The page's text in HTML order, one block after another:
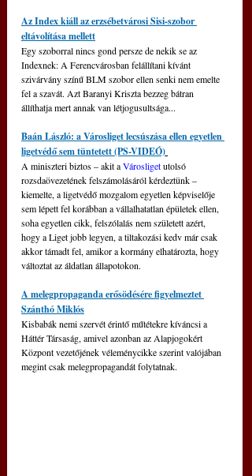
Az Index kiáll az erzsébetvárosi Sisi-szobor
eltávolítása mellett
Egy szoborral nincs gond persze de nekik se az
Indexnek: A Ferencvárosban felállítani kívánt
szivárvány színű BLM szobor ellen senki nem emelte
fel a szavát. Azt Baranyi Kriszta bezzeg bátran
állíthatja mert annak van létjogusultsága...
Baán László: a Városliget lecsúszása ellen egyetlen
ligetvédő sem tüntetett (PS-VIDEÓ)
A miniszteri biztos – akit a Városliget utolsó
rozsdaövezetének felszámolásáról kérdeztünk –
kiemelte, a ligetvédő mozgalom egyetlen képviselője
sem lépett fel korábban a vállalhatatlan épületek ellen,
soha egyetlen cikk, felszólalás nem született azért,
hogy a Liget jobb legyen, a tiltakozási kedv már csak
akkor támadt fel, amikor a kormány elhatározta, hogy
változtat az áldatlan állapotokon.
A melegpropaganda erősödésére figyelmeztet
Szánthó Miklós
Kisbabák nemi szervét érintő műtétekre kíváncsi a
Háttér Társaság, amivel azonban az Alapjogokért
Központ vezetőjének véleménycikke szerint valójában
megint csak melegpropagandát folytatnak.